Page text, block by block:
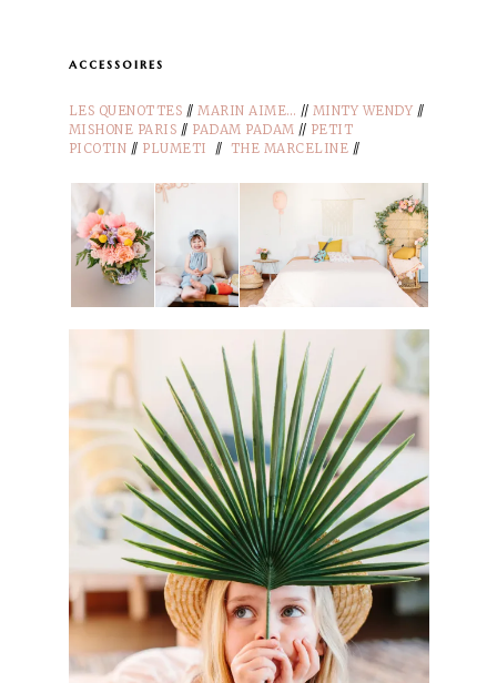
accessoires
LES QUENOTTES // MARIN AIME… // MINTY WENDY //
MISHONE PARIS // PADAM PADAM // PETIT
PICOTIN // PLUMETI // THE MARCELINE //